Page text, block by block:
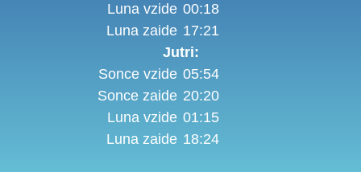
Luna vzide 00:18
Luna zaide 17:21
Jutri:
Sonce vzide 05:54
Sonce zaide 20:20
Luna vzide 01:15
Luna zaide 18:24